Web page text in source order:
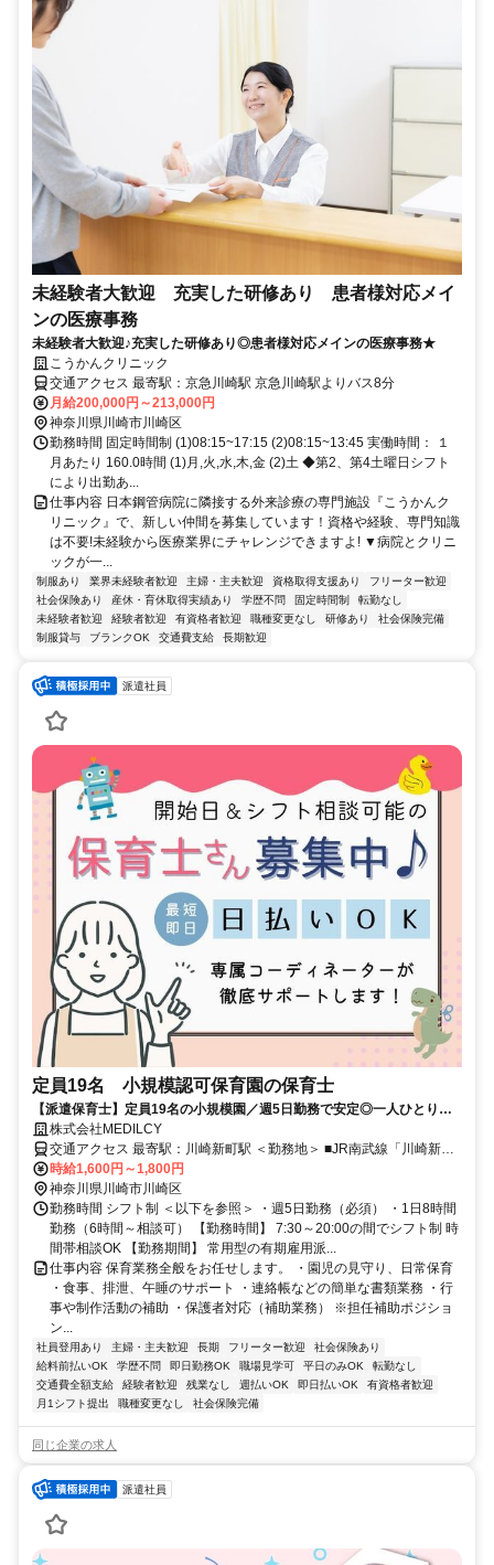
未経験者大歓迎 充実した研修あり 患者様対応メイ
ンの医療事務
未経験者大歓迎♪充実した研修あり◎患者様対応メインの医療事務★
こうかんクリニック
交通アクセス 最寄駅：京急川崎駅 京急川崎駅よりバス8分
月給200,000円～213,000円
神奈川県川崎市川崎区
勤務時間 固定時間制 (1)08:15~17:15 (2)08:15~13:45 実働時間： １
月あたり 160.0時間 (1)月,火,水,木,金 (2)土 ◆第2、第4土曜日シフト
により出勤あ...
仕事内容 日本鋼管病院に隣接する外来診療の専門施設『こうかんク
リニック』で、新しい仲間を募集しています！資格や経験、専門知識
は不要!未経験から医療業界にチャレンジできますよ! ▼病院とクリニ
ックが一...
制服あり 業界未経験者歓迎 主婦・主夫歓迎 資格取得支援あり
フリーター歓迎
社会保険あり
産休・育休取得実績あり 学歴不問 固定時間制
転勤なし
未経験者歓迎
経験者歓迎 有資格者歓迎 職種変更なし 研修あり
社会保険完備
制服貸与
ブランクOK 交通費支給 長期歓迎
派遣社員
定員19名 小規模認可保育園の保育士
【派遣保育士】定員19名の小規模園／週5日勤務で安定◎一人ひとりに
寄り添う保育
株式会社MEDILCY
交通アクセス 最寄駅：川崎新町駅 ＜勤務地＞ ■JR南武線「川崎新町
時給1,600円～1,800円
神奈川県川崎市川崎区
勤務時間 シフト制 ＜以下を参照＞ ・週5日勤務（必須） ・1日8時間
勤務（6時間～相談可） 【勤務時間】 7:30～20:00の間でシフト制 時
間帯相談OK 【勤務期間】 常用型の有期雇用派...
仕事内容 保育業務全般をお任せします。 ・園児の見守り、日常保育
・食事、排泄、午睡のサポート ・連絡帳などの簡単な書類業務 ・行
事や制作活動の補助 ・保護者対応（補助業務） ※担任補助ポジショ
ン...
社員登用あり 主婦・主夫歓迎 長期 フリーター歓迎
社会保険あり
給料前払いOK
学歴不問 即日勤務OK 職場見学可 平日のみOK
転勤なし
交通費全額支給
経験者歓迎 残業なし 週払いOK 即日払いOK
有資格者歓迎
月1シフト提出
職種変更なし 社会保険完備
同じ企業の求人
派遣社員